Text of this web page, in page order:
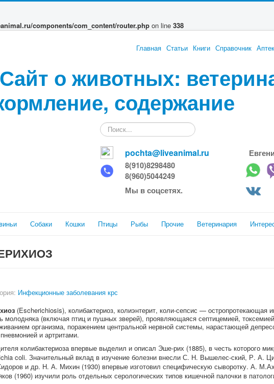
components/com_content/router.php on line 338
Главная Статьи Книги Справочник
Сайт о животных:
содержание
Искать...
pochta@liveanimal.ru
8(910)8298480
8(960)5044249
Мы в соцсетях.
Собаки Кошки Птицы Рыбы Прочие Ветеринария
Инфекционные заболевания крс
(Escherichiosis), колибактериоз, колиэнтерит, коли-сепсис — остропротекающая
молодняка (включая птиц и пушных зверей), проявляющаяся септицемией,
организма, поражением центральной нервной системы, нарастающей
и артритами.
колибактериоза впервые выделил и описал Эше-рих (1885), в честь которого
coli. Значительный вклад в изучение болезни внесли С. Н. Вышелес-ский, Р. А.
и др. Н. А. Михин (1930) впервые изготовил специфическую сыворотку. А.
(1960) изучили роль отдельных серологических типов кишечной палочки в